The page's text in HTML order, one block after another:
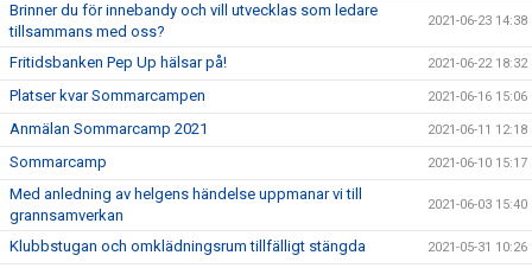
Brinner du för innebandy och vill utvecklas som ledare
tillsammans med oss?
2021-06-23 14:38
Fritidsbanken Pep Up hälsar på! 2021-06-22 18:32
Platser kvar Sommarcampen 2021-06-16 15:06
Anmälan Sommarcamp 2021 2021-06-11 12:18
Sommarcamp 2021-06-10 15:17
Med anledning av helgens händelse uppmanar vi till
grannsamverkan
2021-06-03 15:40
Klubbstugan och omklädningsrum tillfälligt stängda 2021-05-31 10:26